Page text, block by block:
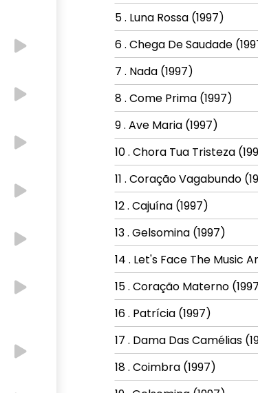
5 . Luna Rossa (1997)
6 . Chega De Saudade
7 . Nada (1997)
8 . Come Prima (1997)
9 . Ave Maria (1997)
10 . Chora Tua Tristeza
11 . Coração Vagabundo
12 . Cajuína (1997)
13 . Gelsomina (1997)
14 . Let's Face The Music
15 . Coração Materno
16 . Patrícia (1997)
17 . Dama Das Camélias
18 . Coimbra (1997)